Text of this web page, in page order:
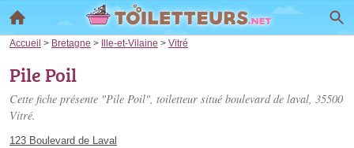
Accueil > Bretagne > Ille-et-Vilaine > Vitré
Pile Poil
Cette fiche présente "Pile Poil", toiletteur situé boulevard de laval, 35500
Vitré.
123 Boulevard de Laval